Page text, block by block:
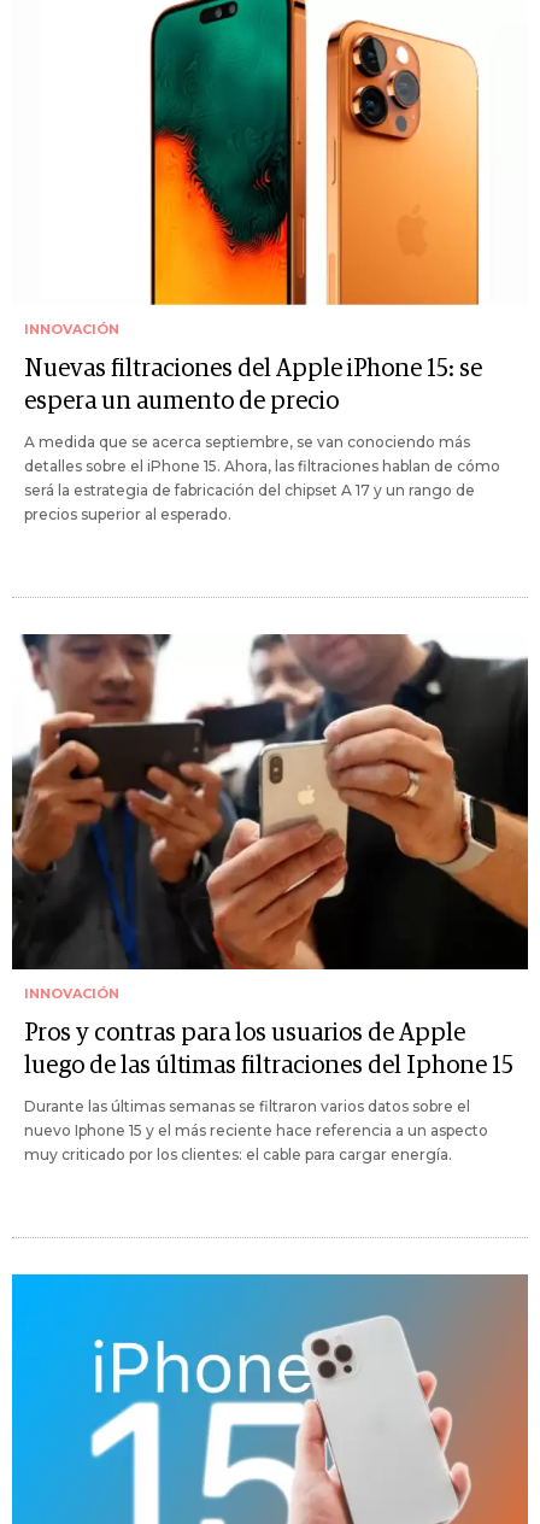
INNOVACIÓN
Nuevas filtraciones del Apple iPhone 15: se
espera un aumento de precio
A medida que se acerca septiembre, se van conociendo más
detalles sobre el iPhone 15. Ahora, las filtraciones hablan de cómo
será la estrategia de fabricación del chipset A 17 y un rango de
precios superior al esperado.
INNOVACIÓN
Pros y contras para los usuarios de Apple
luego de las últimas filtraciones del Iphone 15
Durante las últimas semanas se filtraron varios datos sobre el
nuevo Iphone 15 y el más reciente hace referencia a un aspecto
muy criticado por los clientes: el cable para cargar energía.